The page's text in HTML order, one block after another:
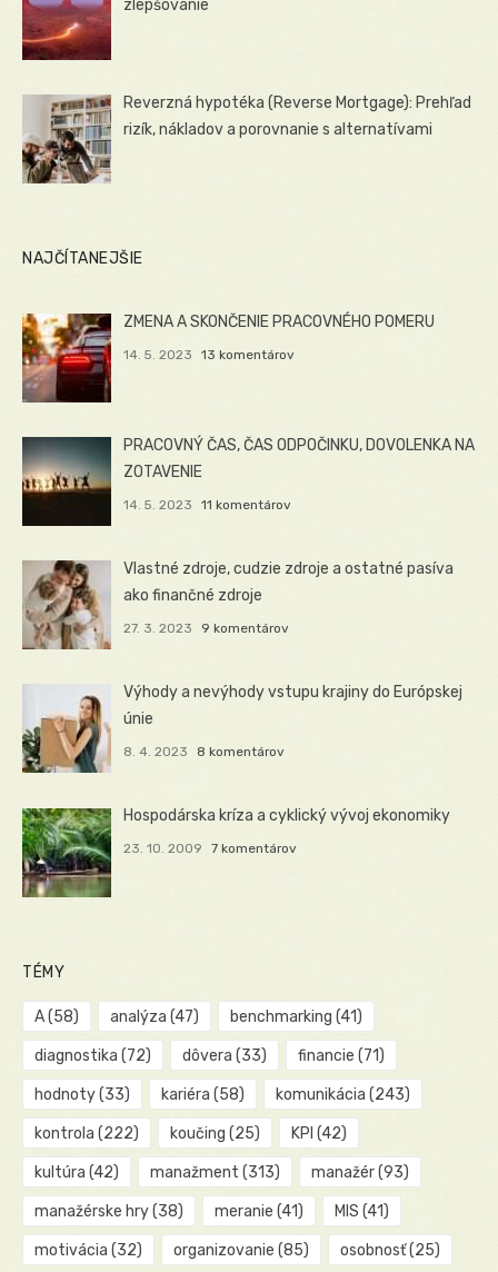
zlepšovanie
Reverzná hypotéka (Reverse Mortgage): Prehľad
rizík, nákladov a porovnanie s alternatívami
NAJČÍTANEJŠIE
ZMENA A SKONČENIE PRACOVNÉHO POMERU
14. 5. 2023 13 komentárov
PRACOVNÝ ČAS, ČAS ODPOČINKU, DOVOLENKA NA
ZOTAVENIE
14. 5. 2023 11 komentárov
Vlastné zdroje, cudzie zdroje a ostatné pasíva
ako finančné zdroje
27. 3. 2023 9 komentárov
Výhody a nevýhody vstupu krajiny do Európskej
únie
8. 4. 2023 8 komentárov
Hospodárska kríza a cyklický vývoj ekonomiky
23. 10. 2009 7 komentárov
TÉMY
A(58) analýza (47) benchmarking (41)
diagnostika (72) dôvera (33) financie (71)
hodnoty(33) kariéra (58) komunikácia (243)
kontrola (222) koučing (25) KPI (42)
kultúra (42) manažment (313) manažér(93)
manažérske hry(38) meranie (41) MIS (41)
motivácia (32) organizovanie (85) osobnosť(25)